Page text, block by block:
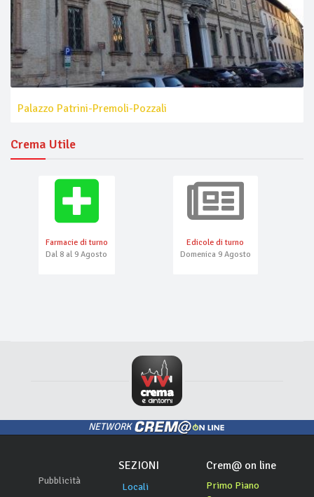
Palazzo Patrini-Premoli-Pozzali
Crema Utile
Farmacie di turno
Dal 8 al 9 Agosto
Edicole di turno
Domenica 9 Agosto
NETWORK
Pubblicità
SEZIONI
Locali
Crem@ on line
Primo Piano